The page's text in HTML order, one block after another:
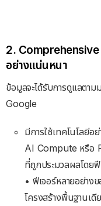
2.
อย่างแน่นหนา
ข้อมูลจะได้รับการดูแลตา
Google
มีการใช้เทคโนโลยี
AI Compute หรือ
ที่ถูกประมวลผลโดย
• ฟีเจอร์หลายอย่า
โครงสร้างพื้นฐานเ